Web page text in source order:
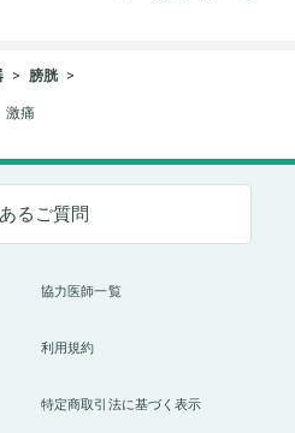
膀胱
激痛
るご質問
協力医師一覧
利用規約
特定商取引法に基づく表示